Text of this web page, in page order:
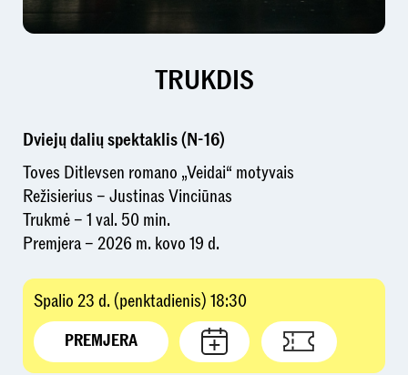
TRUKDIS
Dviejų dalių spektaklis (N-16)
Toves Ditlevsen romano „Veidai“ motyvais
Režisierius – Justinas Vinciūnas
Trukmė – 1 val. 50 min.
Premjera – 2026 m. kovo 19 d.
Spalio 23 d. (penktadienis) 18:30
PREMJERA